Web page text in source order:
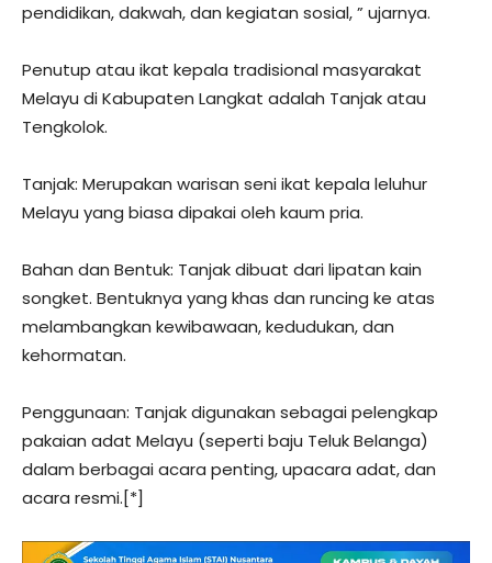
pendidikan, dakwah, dan kegiatan sosial, ” ujarnya.
Penutup atau ikat kepala tradisional masyarakat
Melayu di Kabupaten Langkat adalah Tanjak atau
Tengkolok.
Tanjak: Merupakan warisan seni ikat kepala leluhur
Melayu yang biasa dipakai oleh kaum pria.
Bahan dan Bentuk: Tanjak dibuat dari lipatan kain
songket. Bentuknya yang khas dan runcing ke atas
melambangkan kewibawaan, kedudukan, dan
kehormatan.
Penggunaan: Tanjak digunakan sebagai pelengkap
pakaian adat Melayu (seperti baju Teluk Belanga)
dalam berbagai acara penting, upacara adat, dan
acara resmi.[*]